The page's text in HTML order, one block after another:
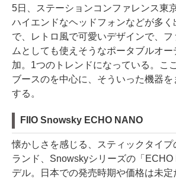
5日、ステーションコンファレンス東
ハイエンドなヘッドフォンなどが多く
で、レトロ風で可愛いデザインで、
ムとしても使えそうなポータブルオ
加。1つのトレンドになっている。こ
ブースのを中心に、そういった機器を
する。
FIIO Snowsky ECHO NANO
懐かしさを感じる、スティックタイ
ランド、Snowskyシリーズの「ECHO
デル。日本での発売時期や価格は未